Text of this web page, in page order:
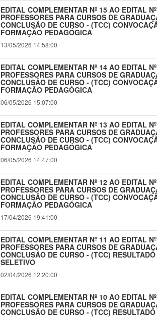
EDITAL COMPLEMENTAR Nº 15 AO EDITAL
PROFESSORES PARA CURSOS DE
CONCLUSÃO DE CURSO - (TCC)
FORMAÇÃO PEDAGÓGICA
13/05/2026 14:58:00
EDITAL COMPLEMENTAR Nº 14 AO EDITAL
PROFESSORES PARA CURSOS DE
CONCLUSÃO DE CURSO - (TCC)
FORMAÇÃO PEDAGÓGICA
06/05/2026 15:07:00
EDITAL COMPLEMENTAR Nº 13 AO EDITAL
PROFESSORES PARA CURSOS DE
CONCLUSÃO DE CURSO - (TCC)
FORMAÇÃO PEDAGÓGICA
06/05/2026 14:47:00
EDITAL COMPLEMENTAR Nº 12 AO EDITAL
PROFESSORES PARA CURSOS DE
CONCLUSÃO DE CURSO - (TCC)
FORMAÇÃO PEDAGÓGICA
17/04/2026 19:41:00
EDITAL COMPLEMENTAR Nº 11 AO EDITAL
PROFESSORES PARA CURSOS DE
CONCLUSÃO DE CURSO - (TCC)
SELETIVO
02/04/2026 12:20:00
EDITAL COMPLEMENTAR Nº 10 AO EDITAL
PROFESSORES PARA CURSOS DE
CONCLUSÃO DE CURSO - (TCC)